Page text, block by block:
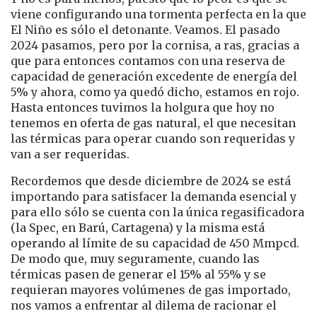
viene configurando una tormenta perfecta en la que
El Niño es sólo el detonante. Veamos. El pasado
2024 pasamos, pero por la cornisa, a ras, gracias a
que para entonces contamos con una reserva de
capacidad de generación excedente de energía del
5% y ahora, como ya quedó dicho, estamos en rojo.
Hasta entonces tuvimos la holgura que hoy no
tenemos en oferta de gas natural, el que necesitan
las térmicas para operar cuando son requeridas y
van a ser requeridas.
Recordemos que desde diciembre de 2024 se está
importando para satisfacer la demanda esencial y
para ello sólo se cuenta con la única regasificadora
(la Spec, en Barú, Cartagena) y la misma está
operando al límite de su capacidad de 450 Mmpcd.
De modo que, muy seguramente, cuando las
térmicas pasen de generar el 15% al 55% y se
requieran mayores volúmenes de gas importado,
nos vamos a enfrentar al dilema de racionar el